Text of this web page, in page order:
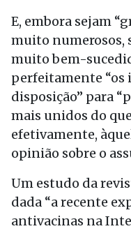
E, embora sejam
muito numerosos,
muito bem-
perfeitamente “os
disposição” para
mais unidos do que
efetivamente,
opinião sobre o
Um estudo da
dada “a recente
antivacinas na